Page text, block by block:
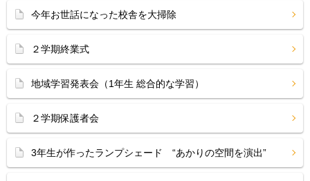
今年お世話になった校舎を大掃除
２学期終業式
地域学習発表会（1年生 総合的な学習）
２学期保護者会
3年生が作ったランプシェード “あかりの空間を演出”